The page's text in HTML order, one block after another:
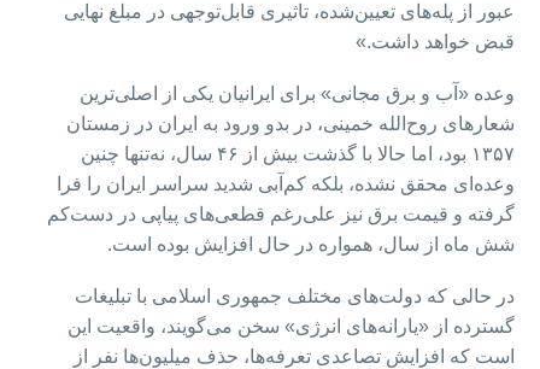
عبور از پله‌های تعیین‌شده، تاثیری قابل‌توجهی در مبلغ نهایی
قبض خواهد داشت.»
وعده «آب و برق مجانی» برای ایرانیان یکی از اصلی‌ترین
شعارهای روح‌الله خمینی، در بدو ورود به ایران در زمستان
۱۳۵۷ بود، اما حالا با گذشت بیش از ۴۶ سال، نه‌تنها چنین
وعده‌ای محقق نشده، بلکه کم‌آبی شدید سراسر ایران را فرا
گرفته و قیمت برق نیز علی‌رغم قطعی‌های پیاپی در دست‌کم
شش ماه از سال، همواره در حال افزایش بوده است.
در حالی که دولت‌های مختلف جمهوری اسلامی با تبلیغات
گسترده از «یارانه‌های انرژی» سخن می‌گویند، واقعیت این
است که افزایش تصاعدی تعرفه‌ها، حذف میلیون‌ها نفر از